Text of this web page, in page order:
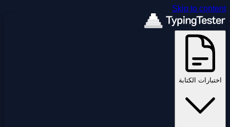
Skip to content
اختبارات الكتابة